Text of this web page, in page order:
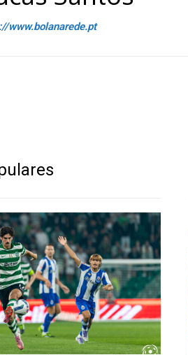
www.bolanarede.pt